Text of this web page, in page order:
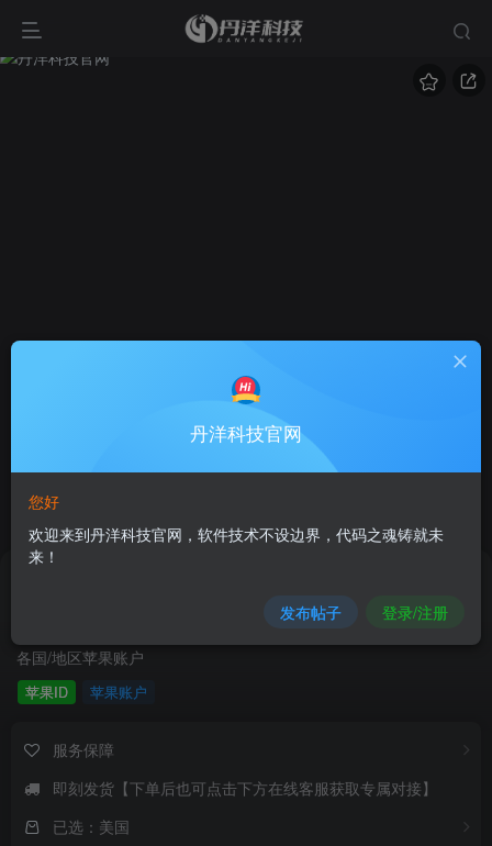
各国/地区苹果账户
苹果ID 苹果账户
38
服务保障
即刻发货【下单后也可点击下方在线客服获取专属对接】
已选：美国
丹洋科技官网
您好
欢迎来到丹洋科技官网，软件技术不设边界，代码之魂铸就未
来！
发布帖子 登录/注册